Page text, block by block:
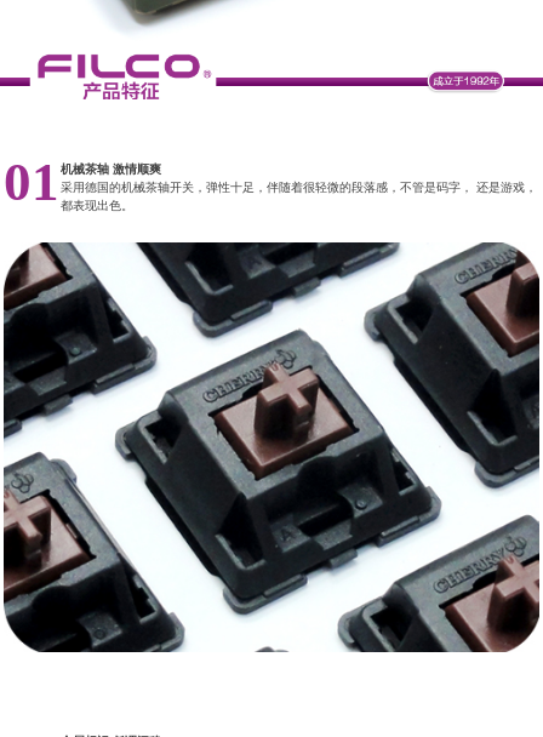
01 机械茶轴 激情顺爽
采用德国的机械茶轴开关，弹性十足，伴随着很轻微的段落感，不管是码字， 还是游戏，
都表现出色。